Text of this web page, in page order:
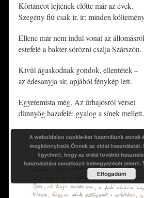
Körtáncot lejtenek előtte már az évek.
Szegény fiú csak ír, ír: minden
Ellene már nem indul vonat az
estefelé a bakter sörözni csalja Szárszón.
Kívül ágaskodnak gondok, ellentétek –
az édesanyja sír, apjából fénykép lett.
Egyetemista még. Az űrhajósról verset
dünnyög hazafelé: gyalog a sínek mellett.
A weboldalon cookie-kat használunk annak
megkönnyítsük Önnek az oldal használatát.
figyelmét, hogy az oldal további
használatára vonatkozó beleegyezését jelenti.
Elfogadom